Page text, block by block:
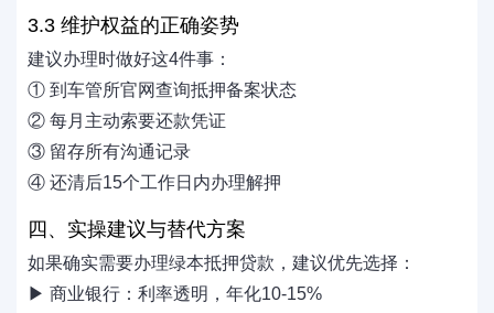
3.3 维护权益的正确姿势
建议办理时做好这4件事：
① 到车管所官网查询抵押备案状态
② 每月主动索要还款凭证
③ 留存所有沟通记录
④ 还清后15个工作日内办理解押
四、实操建议与替代方案
如果确实需要办理绿本抵押贷款，建议优先选择：
▶ 商业银行：利率透明，年化10-15%